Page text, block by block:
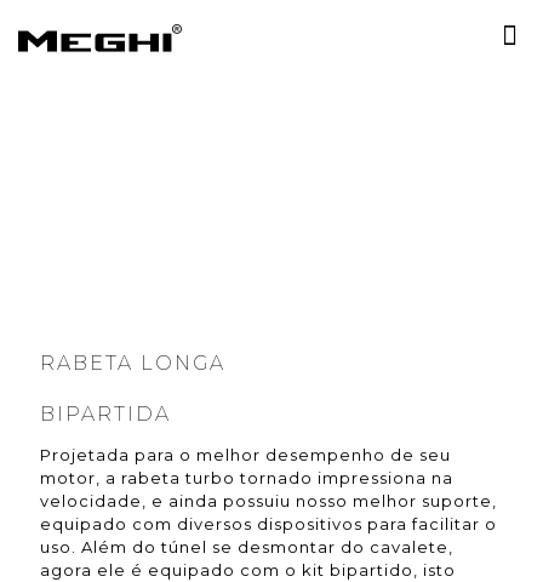
RABETA LONGA
BIPARTIDA
Projetada para o melhor desempenho de seu
motor, a rabeta turbo tornado impressiona na
velocidade, e ainda possuiu nosso melhor suporte,
equipado com diversos dispositivos para facilitar o
uso. Além do túnel se desmontar do cavalete,
agora ele é equipado com o kit bipartido, isto